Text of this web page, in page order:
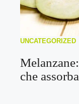
UNCATEGORIZED
che